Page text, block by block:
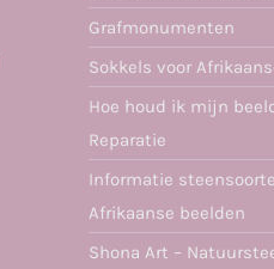
Grafmonumenten
Sokkels voor
Hoe houd ik mijn
Reparatie
Informatie
Afrikaanse beelden
Shona Art –